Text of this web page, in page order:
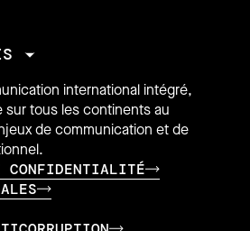
international intégré,
sur tous les continents au
de communication et de
CONFIDENTIALITÉ